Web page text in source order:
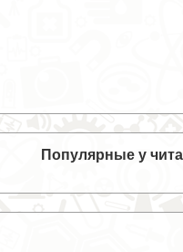
Популярные у